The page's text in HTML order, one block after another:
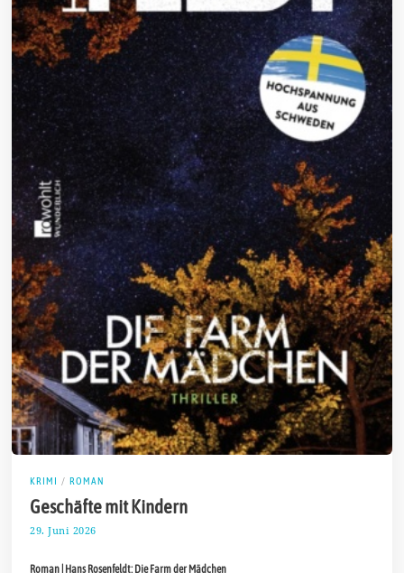
KRIMI / ROMAN
Geschäfte mit Kindern
29. Juni 2026
Roman | Hans Rosenfeldt: Die Farm der Mädchen